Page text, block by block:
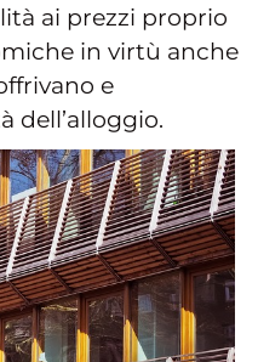
ai prezzi proprio
in virtù anche
e
dell’alloggio.